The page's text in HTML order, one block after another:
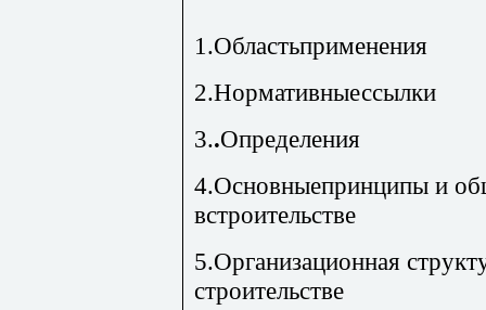
1.Областьприменения
2.Нормативныессылки
3..Определения
4.Основныепринципы и о
5.Организационная
строительстве